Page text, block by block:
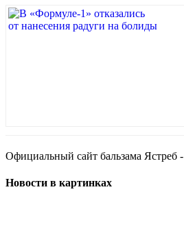
Официальный сайт бальзама Ястреб -
Новости в картинках